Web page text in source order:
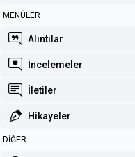
MENÜLER
Alıntılar
İncelemeler
İletiler
Hikayeler
DİĞER